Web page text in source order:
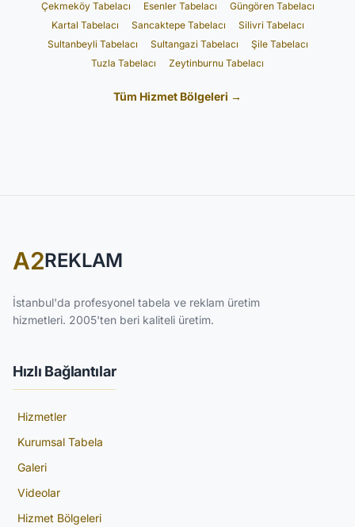
Çekmeköy Tabelacı
Esenler Tabelacı
Güngören Tabelacı
Kartal Tabelacı
Sancaktepe Tabelacı
Silivri Tabelacı
Sultanbeyli Tabelacı
Sultangazi Tabelacı
Şile Tabelacı
Tuzla Tabelacı
Zeytinburnu Tabelacı
Tüm Hizmet Bölgeleri →
A2REKLAM
İstanbul'da profesyonel tabela ve reklam üretim
hizmetleri. 2005'ten beri kaliteli üretim.
Hızlı Bağlantılar
Hizmetler
Kurumsal Tabela
Galeri
Videolar
Hizmet Bölgeleri